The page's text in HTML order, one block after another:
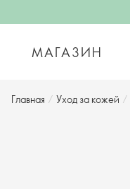
МАГАЗИН
Главная / Уход за кожей /